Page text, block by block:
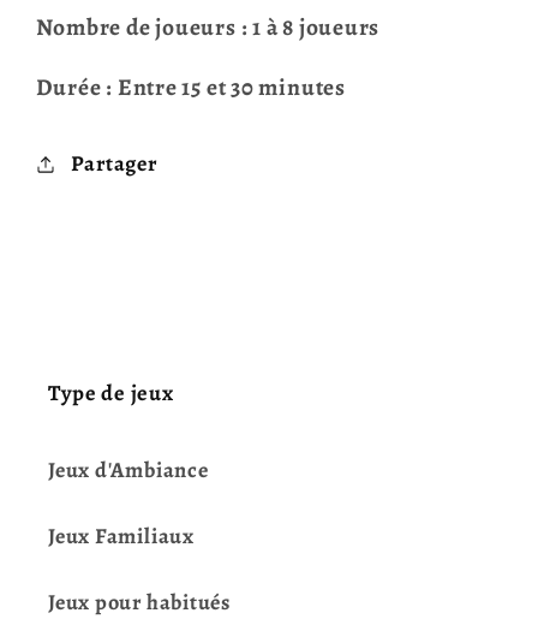
Nombre de joueurs : 1 à 8 joueurs
Durée : Entre 15 et 30 minutes
Partager
Type de jeux
Jeux d'Ambiance
Jeux Familiaux
Jeux pour habitués